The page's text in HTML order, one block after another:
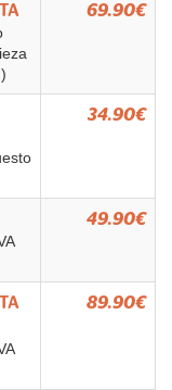
69.90€
34.90€
49.90€
89.90€